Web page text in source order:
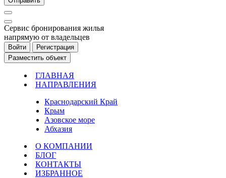
Cервис бронирования жилья
напрямую от владельцев
Войти
Регистрация
Разместить объект
ГЛАВНАЯ
НАПРАВЛЕНИЯ
Краснодарский Край
Крым
Азовское море
Абхазия
О КОМПАНИИ
БЛОГ
КОНТАКТЫ
ИЗБРАННОЕ